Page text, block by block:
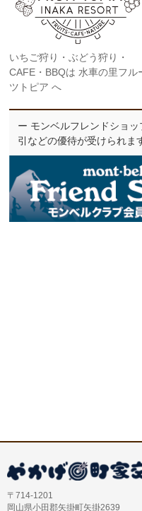
いちご狩り・ぶどう狩り・
CAFE・BBQは 水車の里フル
ツトピア へ
ー モンベルフレンドショ
引などの優待が受けられま
〒714-1201
岡山県小田郡矢掛町矢掛2639